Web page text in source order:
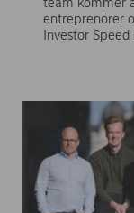
entreprenörer
Investor Speed